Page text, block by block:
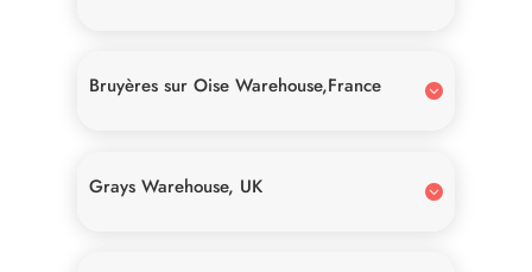
Bruyères sur Oise Warehouse,France
Grays Warehouse, UK